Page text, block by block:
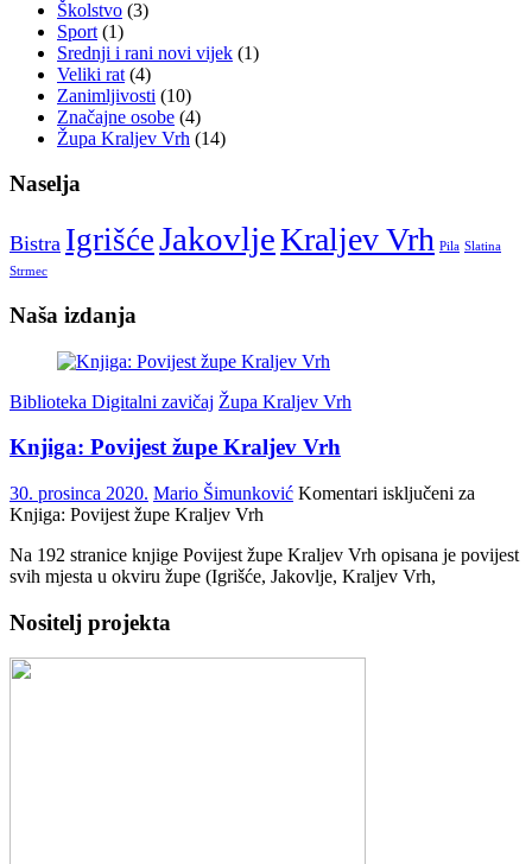
Školstvo (3)
Sport (1)
Srednji i rani novi vijek (1)
Veliki rat (4)
Zanimljivosti (10)
Značajne osobe (4)
Župa Kraljev Vrh (14)
Naselja
Bistra IgrišćeJakovljeKraljev Vrh Pila Slatina
Strmec
Naša izdanja
Biblioteka Digitalni zavičaj Župa Kraljev Vrh
Knjiga: Povijest župe Kraljev Vrh
30. prosinca 2020. Mario Šimunković Komentari isključeni za
Knjiga: Povijest župe Kraljev Vrh
Na 192 stranice knjige Povijest župe Kraljev Vrh opisana je povijest
svih mjesta u okviru župe (Igrišće, Jakovlje, Kraljev Vrh,
Nositelj projekta